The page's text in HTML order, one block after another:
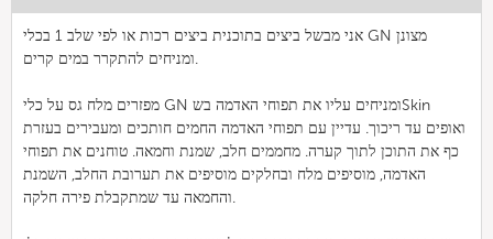
אני מבשל ביצים בתוכנית ביצים רכות או לפי שלב 1 בכלי GN מצונן
ומניחים להתקרר במים קרים.
מפזרים מלח גס על כלי GN ומניחים עליו את תפוחי האדמה בשSkin
ואופים עד ריכוך. עדיין עם תפוחי האדמה החמים חותכים ומעבירים בעזרת
כף את התוכן לתוך קערה. מחממים חלב, שמנת וחמאה. טוחנים את תפוחי
האדמה, מוסיפים מלח ובחלקים מוסיפים את תערובת החלב, השמנת
והחמאה עד שמתקבלת פירה חלקה.